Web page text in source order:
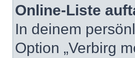
Online-Liste
In deinem
Option „Verbirg